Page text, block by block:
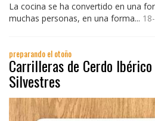
La cocina se ha convertido en una
muchas personas, en una forma...
preparando el otoño
Carrilleras de Cerdo
Silvestres